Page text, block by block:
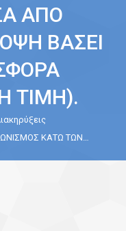
ΑΠΟ
ΒΑΣΕΙ
ΤΙΜΗ).
ΚΑΤΩ ΤΩΝ…